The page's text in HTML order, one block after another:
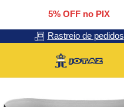
5% OFF no PIX
Rastreio de pedidos